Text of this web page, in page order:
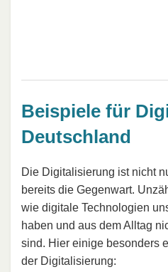
Beispiele für
Deutschland
Die Digitalisierung ist nicht
bereits die Gegenwart.
wie digitale Technologien
haben und aus dem Alltag
sind. Hier einige besonders
der Digitalisierung: